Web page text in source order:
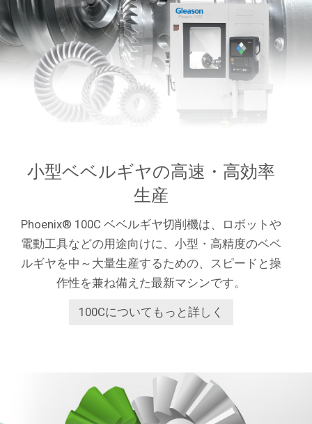
小型ベベルギヤの高速・高効率
生産
Phoenix® 100C ベベルギヤ切削機は、ロボットや
電動工具などの用途向けに、小型・高精度のベベ
ルギヤを中～大量生産するための、スピードと操
作性を兼ね備えた最新マシンです。
100Cについてもっと詳しく